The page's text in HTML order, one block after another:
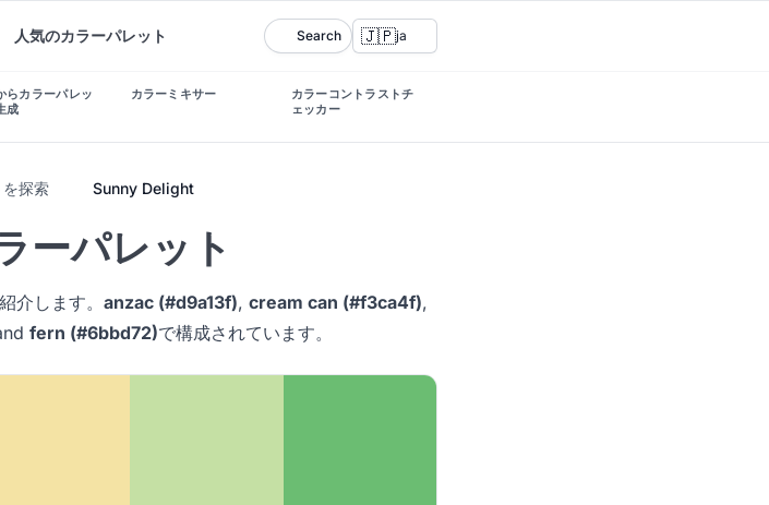
人気のカラーパレット Search 🇯🇵ja
らカラーパレッ
成
カラーミキサー
カラーコントラストチ
ェッカー
探索 Sunny Delight
ーパレット
介します。 anzac (#d9a13f), cream can (#f3ca4f),
fern (#6bbd72)で構成されています。